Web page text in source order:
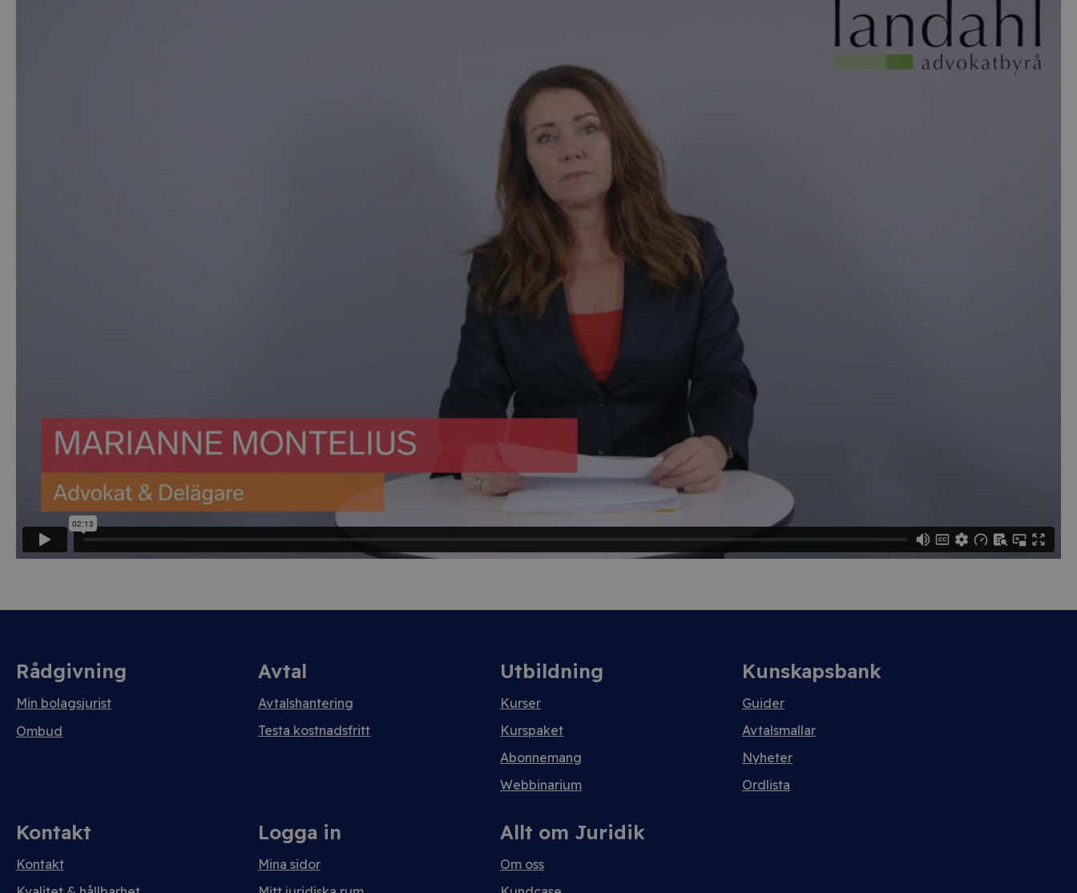
Rådgivning
Min bolagsjurist
Ombud
Avtal
Avtalshantering
Testa kostnadsfritt
Utbildning
Kurser
Kurspaket
Abonnemang
Webbinarium
Kunskapsbank
Guider
Avtalsmallar
Nyheter
Ordlista
Kontakt
Kontakt
Logga in
Mina sidor
Allt om Juridik
Om oss